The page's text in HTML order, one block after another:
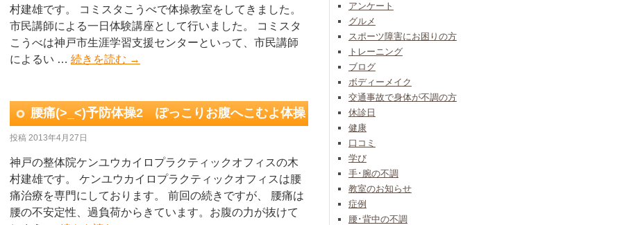
村建雄です。 コミスタこうべで体操教室をしてきました。
市民講師による一日体験講座として行いました。 コミスタ
こうべは神戸市生涯学習支援センターといって、市民講師
によるい … 続きを読む →
腰痛(>_<)予防体操2 ぽっこりお腹へこむよ体操
投稿 2013年4月27日
神戸の整体院ケンユウカイロプラクティックオフィスの木
村建雄です。 ケンユウカイロプラクティックオフィスは腰
痛治療を専門にしております。 前回の続きですが、 腰痛は
腰の不安定性、過負荷からきています。お腹の力が抜けて
アンケート
グルメ
スポーツ障害にお困りの方
トレーニング
ブログ
ボディーメイク
交通事故で身体が不調の方
休診日
健康
口コミ
学び
手･腕の不調
教室のお知らせ
症例
腰･背中の不調